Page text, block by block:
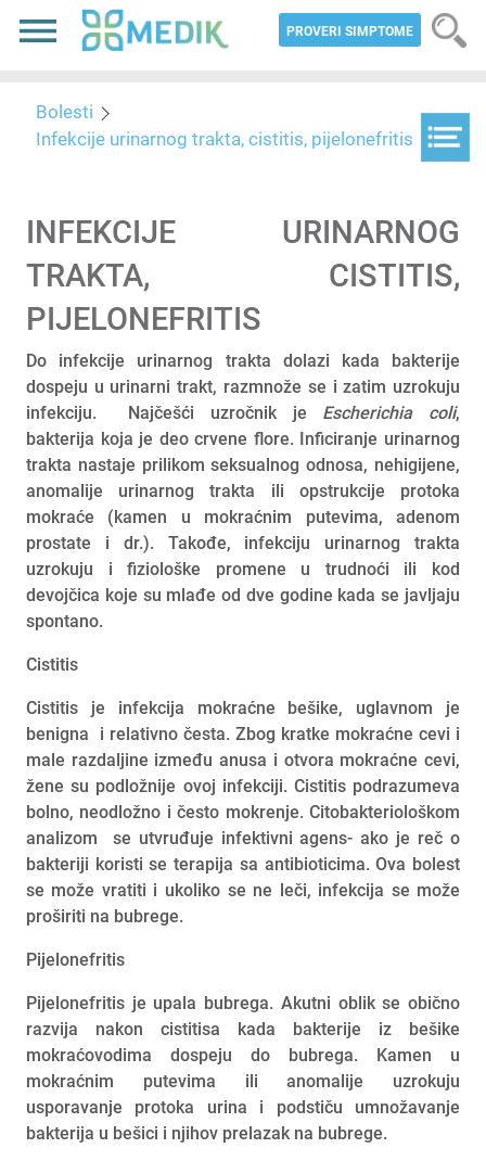
PROVERI SIMPTOME
Bolesti
Infekcije urinarnog trakta, cistitis, pijelonefritis
INFEKCIJE URINARNOG
TRAKTA, CISTITIS,
PIJELONEFRITIS
Do infekcije urinarnog trakta dolazi kada bakterije
dospeju u urinarni trakt, razmnože se i zatim uzrokuju
infekciju. Najčešći uzročnik je Escherichia coli,
bakterija koja je deo crvene flore. Inficiranje urinarnog
trakta nastaje prilikom seksualnog odnosa, nehigijene,
anomalije urinarnog trakta ili opstrukcije protoka
mokraće (kamen u mokraćnim putevima, adenom
prostate i dr.). Takođe, infekciju urinarnog trakta
uzrokuju i fiziološke promene u trudnoći ili kod
devojčica koje su mlađe od dve godine kada se javljaju
spontano.
Cistitis
Cistitis je infekcija mokraćne bešike, uglavnom je
benigna i relativno česta. Zbog kratke mokraćne cevi i
male razdaljine između anusa i otvora mokraćne cevi,
žene su podložnije ovoj infekciji. Cistitis podrazumeva
bolno, neodložno i često mokrenje. Citobakteriološkom
analizom se utvruđuje infektivni agens- ako je reč o
bakteriji koristi se terapija sa antibioticima. Ova bolest
se može vratiti i ukoliko se ne leči, infekcija se može
proširiti na bubrege.
Pijelonefritis
Pijelonefritis je upala bubrega. Akutni oblik se obično
razvija nakon cistitisa kada bakterije iz bešike
mokraćovodima dospeju do bubrega. Kamen u
mokraćnim putevima ili anomalije uzrokuju
usporavanje protoka urina i podstiču umnožavanje
bakterija u bešici i njihov prelazak na bubrege.